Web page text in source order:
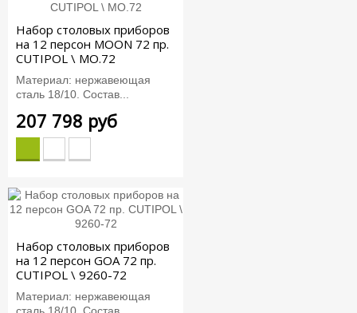
Набор столовых приборов
на 12 персон MOON 72 пр.
CUTIPOL \ MO.72
Материал: нержавеющая
сталь 18/10. Состав...
207 798 руб
Набор столовых приборов
на 12 персон GOA 72 пр.
CUTIPOL \ 9260-72
Материал: нержавеющая
сталь 18/10. Состав...